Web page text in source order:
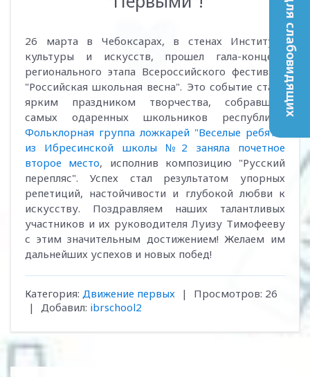
26 марта в Чебоксарах, в стенах Института
культуры и искусств, прошел гала-концерт
регионального этапа Всероссийского фестиваля
"Российская школьная весна". Это событие стало
ярким праздником творчества, собравшим
самых одаренных школьников республики.
Фольклорная группа ложкарей "Веселые ребята"
из Ибресинской школы №2 заняла почетное
второе место, исполнив композицию "Русский
перепляс". Успех стал результатом упорных
репетиций, настойчивости и глубокой любви к
искусству. Поздравляем наших талантливых
участников и их руководителя Луизу Тимофееву
с этим значительным достижением! Желаем им
дальнейших успехов и новых побед!
Категория: Движение первых | Просмотров: 26
|
Добавил: ibrschool2